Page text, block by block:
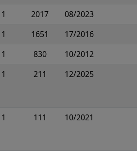
1 2017 08/2023
1 1651 17/2016
1 830 10/2012
1 211 12/2025
1 111 10/2021